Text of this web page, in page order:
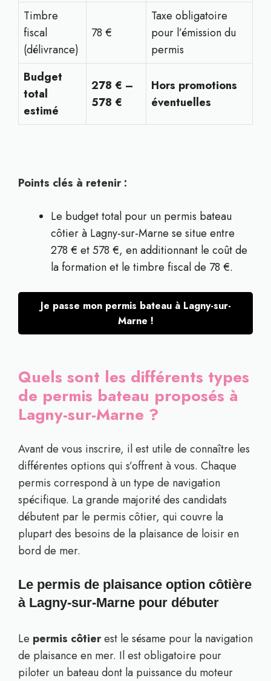
Timbre
fiscal
(délivrance)
78 €
Taxe obligatoire
pour l’émission du
permis
Budget
total
estimé
278 € –
578 €
Hors promotions
éventuelles
Points clés à retenir :
Le budget total pour un permis bateau
côtier à Lagny-sur-Marne se situe entre
278 € et 578 €, en additionnant le coût de
la formation et le timbre fiscal de 78 €.
Je passe mon permis bateau à Lagny-sur-
Marne !
Quels sont les différents types
de permis bateau proposés à
Lagny-sur-Marne ?
Avant de vous inscrire, il est utile de connaître les
différentes options qui s’offrent à vous. Chaque
permis correspond à un type de navigation
spécifique. La grande majorité des candidats
débutent par le permis côtier, qui couvre la
plupart des besoins de la plaisance de loisir en
bord de mer.
Le permis de plaisance option côtière
à Lagny-sur-Marne pour débuter
Le permis côtierest le sésame pour la navigation
de plaisance en mer. Il est obligatoire pour
piloter un bateau dont la puissance du moteur